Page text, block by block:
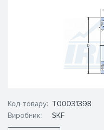
Код товару:
Виробник:
Т00031398
SKF